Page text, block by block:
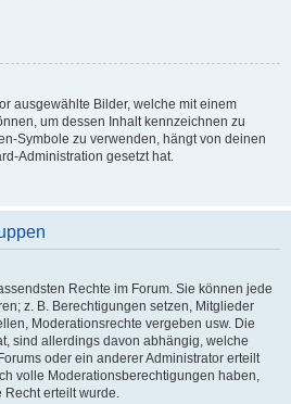
ausgewählte Bilder, welche mit einem
um dessen Inhalt kennzeichnen zu
Symbole zu verwenden, hängt von deinen
Administration gesetzt hat.
Rechte im Forum. Sie können jede
z. B. Berechtigungen setzen, Mitglieder
Moderationsrechte vergeben usw. Die
sind allerdings davon abhängig, welche
oder ein anderer Administrator erteilt
volle Moderationsberechtigungen haben,
erteilt wurde.